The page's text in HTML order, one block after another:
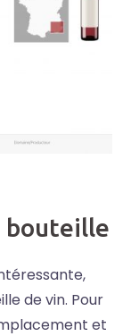
bouteille
de vin. Pour
et